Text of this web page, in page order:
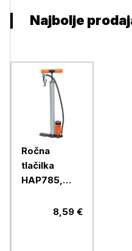
Najbolje
Ročna
tlačilka
HAP785,
8,59 €